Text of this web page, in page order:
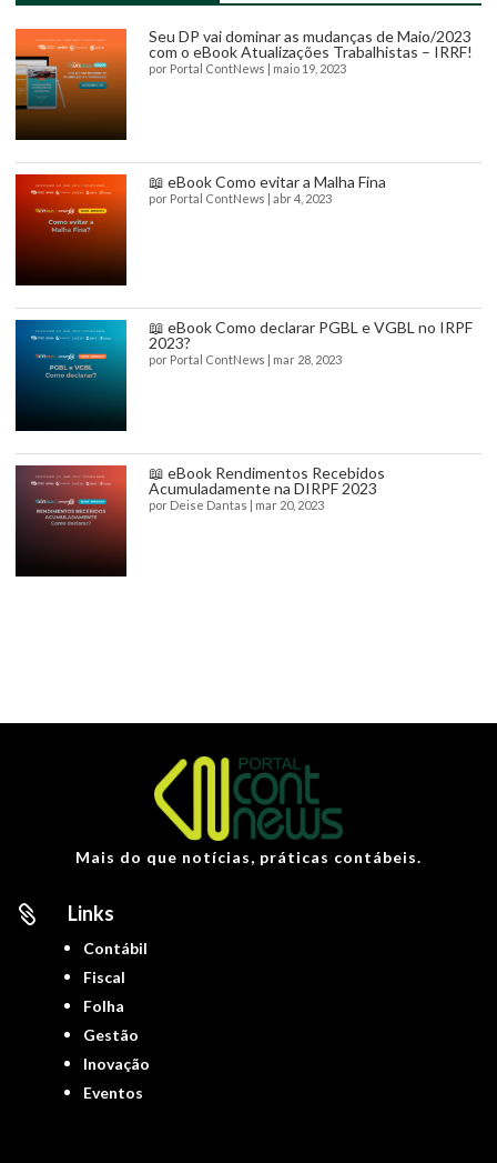
Seu DP vai dominar as mudanças de Maio/2023
com o eBook Atualizações Trabalhistas – IRRF!
por Portal ContNews | maio 19, 2023
📖 eBook Como evitar a Malha Fina
por Portal ContNews | abr 4, 2023
📖 eBook Como declarar PGBL e VGBL no IRPF
2023?
por Portal ContNews | mar 28, 2023
📖 eBook Rendimentos Recebidos
Acumuladamente na DIRPF 2023
por Deise Dantas | mar 20, 2023
Mais do que notícias, práticas contábeis.
 Links
Contábil
Fiscal
Folha
Gestão
Inovação
Eventos